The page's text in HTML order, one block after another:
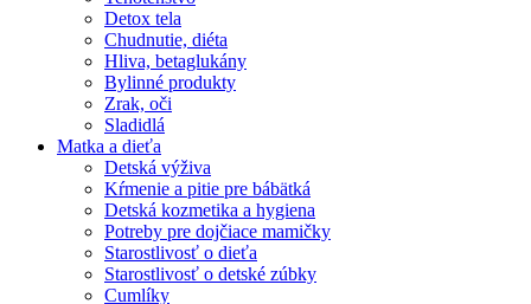
Detox tela
Chudnutie, diéta
Hliva, betaglukány
Bylinné produkty
Zrak, oči
Sladidlá
Matka a dieťa
Detská výživa
Kŕmenie a pitie pre bábätká
Detská kozmetika a hygiena
Potreby pre dojčiace mamičky
Starostlivosť o dieťa
Starostlivosť o detské zúbky
Cumlíky